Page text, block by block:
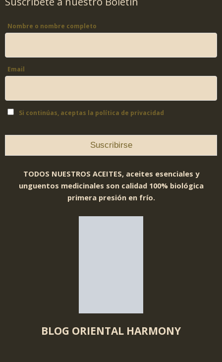
Nombre o nombre completo
Email
Si continúas, aceptas la política de privacidad
TODOS NUESTROS ACEITES, aceites esenciales y
unguentos medicinales son calidad 100% biológica
primera presión en frío.
BLOG ORIENTAL HARMONY